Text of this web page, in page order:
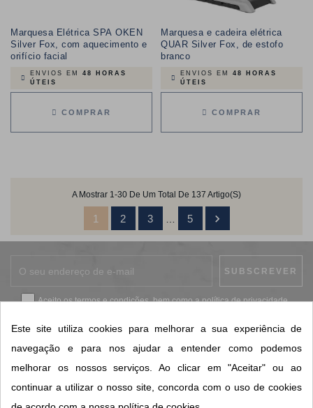
Marquesa Elétrica SPA OKEN
Silver Fox, com aquecimento e
orifício facial
ENVIOS EM 48 HORAS
ÚTEIS
COMPRAR
Marquesa e cadeira elétrica
QUAR Silver Fox, de estofo
branco
ENVIOS EM 48 HORAS
ÚTEIS
COMPRAR
A Mostrar 1-30 De Um Total De 137 Artigo(s)
1 2 3 5 
Aceito ostermos e condições, bem como apolítica de privacidade.
CONTACTOS SORISA
Este site utiliza cookies para melhorar a sua experiência de
navegação e para nos ajudar a entender como podemos
melhorar os nossos serviços. Ao clicar em "Aceitar" ou ao
continuar a utilizar o nosso site, concorda com o uso de cookies